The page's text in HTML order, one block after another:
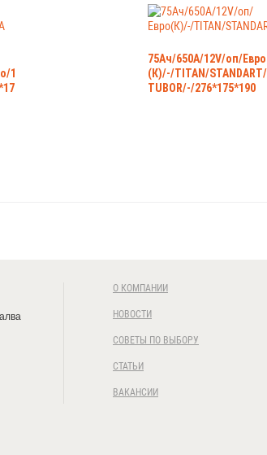
1
75Ач/650А/12V/оп/Евро
(К)/-/TITAN/STANDART/
TUBOR/-/276*175*190
О КОМПАНИИ
НОВОСТИ
СОВЕТЫ ПО ВЫБОРУ
СТАТЬИ
ВАКАНСИИ